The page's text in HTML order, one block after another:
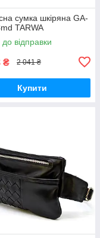
сумка шкіряна GA-
TARWA
до відправки
₴ 2 041 ₴
Купити